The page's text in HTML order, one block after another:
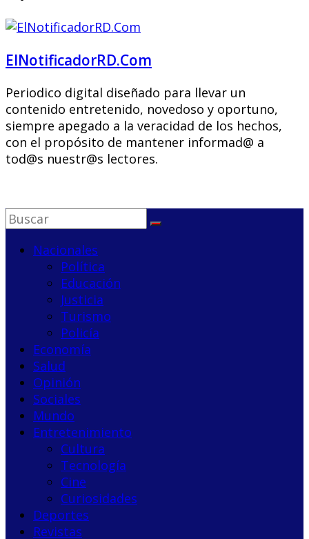
ElNotificadorRD.Com
Periodico digital diseñado para llevar un
contenido entretenido, novedoso y oportuno,
siempre apegado a la veracidad de los hechos,
con el propósito de mantener informad@ a
tod@s nuestr@s lectores.
Nacionales
Política
Educación
Justicia
Turismo
Policía
Economía
Salud
Opinión
Sociales
Mundo
Entretenimiento
Cultura
Tecnología
Cine
Curiosidades
Deportes
Revistas